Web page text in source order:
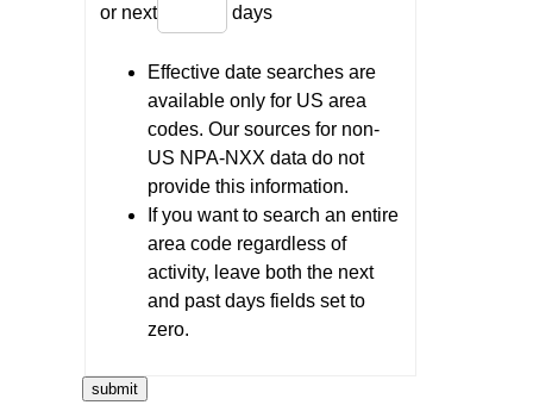
or next days
Effective date searches are
available only for US area
codes. Our sources for non-
US NPA-NXX data do not
provide this information.
If you want to search an entire
area code regardless of
activity, leave both the next
and past days fields set to
zero.